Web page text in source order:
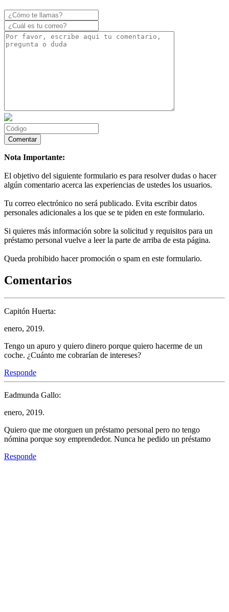
Nota Importante:
El objetivo del siguiente formulario es para resolver dudas o hacer
algún comentario acerca las experiencias de ustedes los usuarios.
Tu correo electrónico no será publicado. Evita escribir datos
personales adicionales a los que se te piden en este formulario.
Si quieres más información sobre la solicitud y requisitos para un
préstamo personal vuelve a leer la parte de arriba de esta página.
Queda prohibido hacer promoción o spam en este formulario.
Comentarios
Capitón Huerta:
enero, 2019.
Tengo un apuro y quiero dinero porque quiero hacerme de un
coche. ¿Cuánto me cobrarían de intereses?
Responde
Eadmunda Gallo:
enero, 2019.
Quiero que me otorguen un préstamo personal pero no tengo
nómina porque soy emprendedor. Nunca he pedido un préstamo
Responde